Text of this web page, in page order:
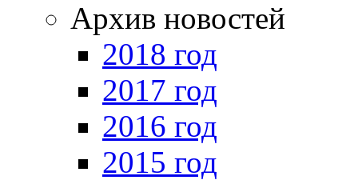
Архив новостей
2018 год
2017 год
2016 год
2015 год